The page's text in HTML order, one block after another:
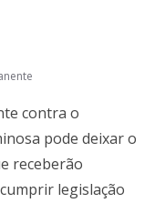
contra o
pode deixar o
receberão
legislação